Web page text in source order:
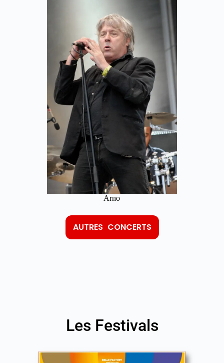
Arno
AUTRES CONCERTS
Les Festivals